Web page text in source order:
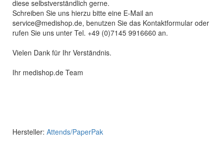
diese selbstverständlich gerne.
Schreiben Sie uns hierzu bitte eine E-Mail an
service@medishop.de, benutzen Sie das Kontaktformular oder
rufen Sie uns unter Tel. +49 (0)7145 9916660 an.
Vielen Dank für Ihr Verständnis.
Ihr medishop.de Team
Hersteller: Attends/PaperPak